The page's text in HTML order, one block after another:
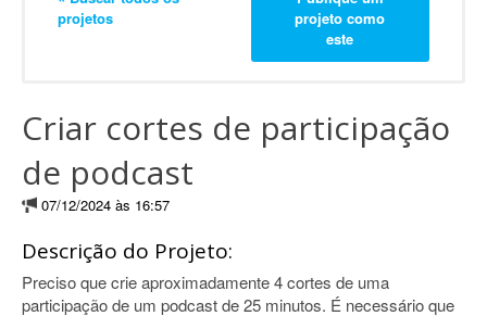
projetos
projeto como
este
Criar cortes de participação
de podcast
07/12/2024 às 16:57
Descrição do Projeto:
Preciso que crie aproximadamente 4 cortes de uma
participação de um podcast de 25 minutos. É necessário que